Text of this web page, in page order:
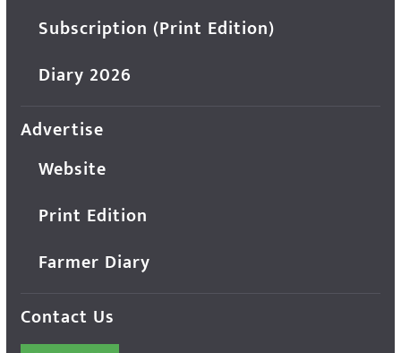
Subscription (Print Edition)
Diary 2026
Advertise
Website
Print Edition
Farmer Diary
Contact Us